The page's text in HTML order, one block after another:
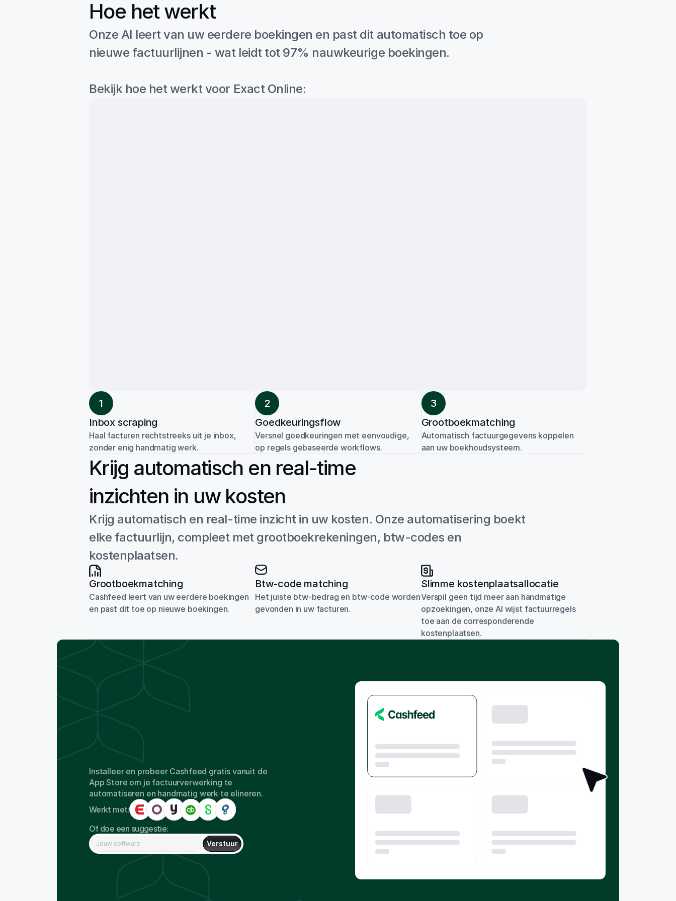
Hoe het werkt
Onze AI leert van uw eerdere boekingen en past dit automatisch toe op
nieuwe factuurlijnen - wat leidt tot 97% nauwkeurige boekingen.
Bekijk hoe het werkt voor Exact Online:
1
Inbox scraping
Haal facturen rechtstreeks uit je inbox,
zonder enig handmatig werk.
2
Goedkeuringsflow
Versnel goedkeuringen met eenvoudige,
op regels gebaseerde workflows.
3
Grootboekmatching
Automatisch factuurgegevens koppelen
aan uw boekhoudsysteem.
Krijg automatisch en real-time
inzichten in uw kosten
Krijg automatisch en real-time inzicht in uw kosten. Onze automatisering boekt
elke factuurlijn, compleet met grootboekrekeningen, btw-codes en
kostenplaatsen.
Grootboekmatching
Cashfeed leert van uw eerdere boekingen
en past dit toe op nieuwe boekingen.
Btw-code matching
Het juiste btw-bedrag en btw-code worden
gevonden in uw facturen.
Slimme kostenplaatsallocatie
Verspil geen tijd meer aan handmatige
opzoekingen, onze AI wijst factuurregels
toe aan de corresponderende
kostenplaatsen.
Beschikbaar
download
boekhoudsoftware
Installeer en probeer Cashfeed gratis vanuit de
App Store om je factuurverwerking te
automatiseren en handmatig werk te elineren.
Werkt met:
Of doe een suggestie:
Verstuur